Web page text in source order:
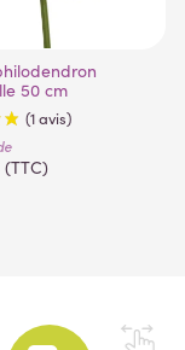
50 cm
(TTC)